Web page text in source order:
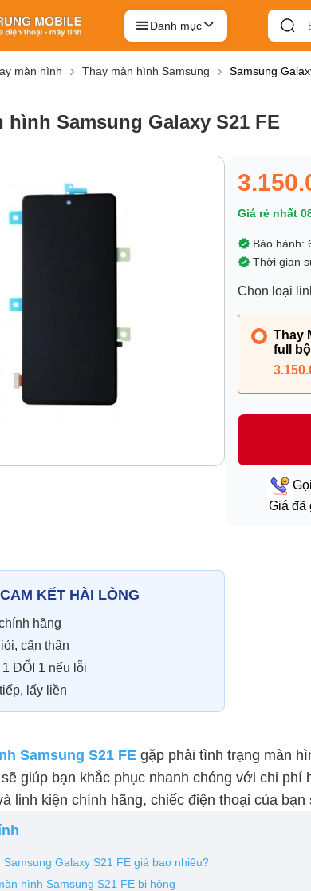
Danh mục
màn hình Thay màn hình Samsung Samsung
hình Samsung Galaxy S21 FE
CAM KẾT HÀI LÒNG
hãng
cẩn thận
1 ĐỔI 1 nếu lỗi
lấy liền
Giá rẻ nhất
Bảo hành:
Thời gian
Chọn loại
Thay
full
Giá đã
Samsung S21 FE gặp phải tình trạng màn
sẽ giúp bạn khắc phục nhanh chóng với chi phí
linh kiện chính hãng, chiếc điện thoại của
Galaxy S21 FE giá bao nhiêu?
hình Samsung S21 FE bị hỏng